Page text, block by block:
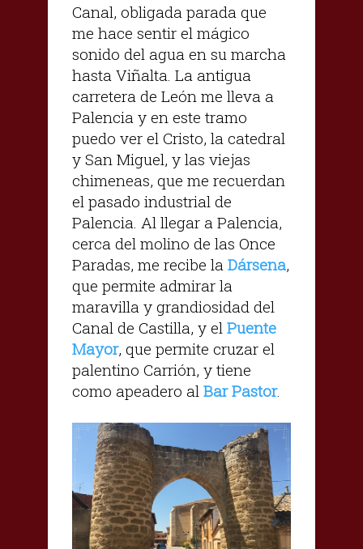
Canal, obligada parada que
me hace sentir el mágico
sonido del agua en su marcha
hasta Viñalta. La antigua
carretera de León me lleva a
Palencia y en este tramo
puedo ver el Cristo, la catedral
y San Miguel, y las viejas
chimeneas, que me recuerdan
el pasado industrial de
Palencia. Al llegar a Palencia,
cerca del molino de las Once
Paradas, me recibe la Dársena,
que permite admirar la
maravilla y grandiosidad del
Canal de Castilla, y el Puente
Mayor, que permite cruzar el
palentino Carrión, y tiene
como apeadero al Bar Pastor.